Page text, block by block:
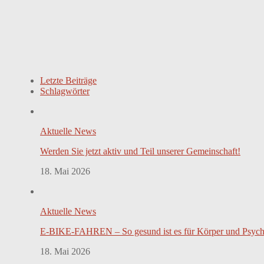
Letzte Beiträge
Schlagwörter
Aktuelle News
Werden Sie jetzt aktiv und Teil unserer Gemeinschaft!
18. Mai 2026
Aktuelle News
E-BIKE-FAHREN – So gesund ist es für Körper und
18. Mai 2026